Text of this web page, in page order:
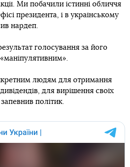
Ми побачили істинні обличчя
президента, і в українському
нардеп.
голосування за його
людям для отримання
для вирішення своїх
політик.